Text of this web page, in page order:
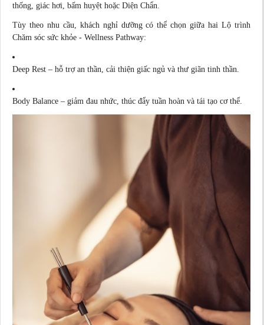
thống, giác hơi, bấm huyệt hoặc Diện Chẩn.
Tùy theo nhu cầu, khách nghỉ dưỡng có thể chọn giữa hai Lộ trình
Chăm sóc sức khỏe - Wellness Pathway:
Deep Rest – hỗ trợ an thần, cải thiện giấc ngủ và thư giãn tinh thần.
Body Balance – giảm đau nhức, thúc đẩy tuần hoàn và tái tạo cơ thể.